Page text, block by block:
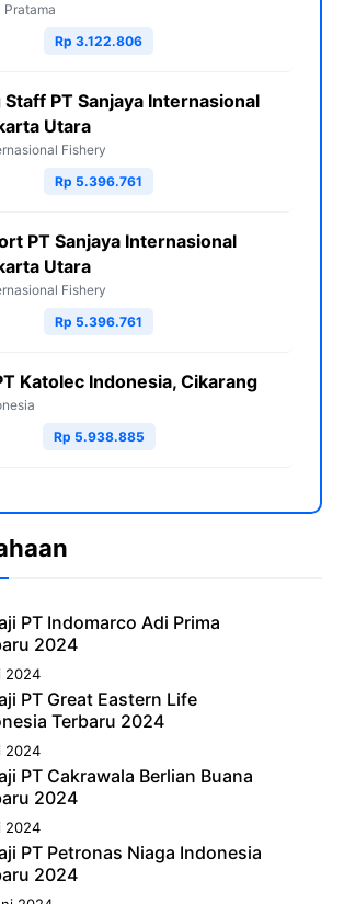
Pratama
Rp 3.122.806
PT Sanjaya Internasional
Utara
Fishery
Rp 5.396.761
PT Sanjaya Internasional
Utara
Fishery
Rp 5.396.761
Katolec Indonesia, Cikarang
Rp 5.938.885
PT Indomarco Adi Prima
2024
2024
PT Great Eastern Life
Terbaru 2024
2024
PT Cakrawala Berlian Buana
2024
2024
PT Petronas Niaga Indonesia
2024